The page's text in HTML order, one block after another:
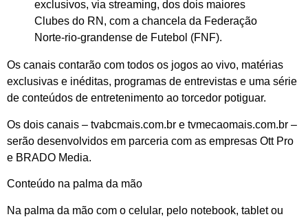
exclusivos, via streaming, dos dois maiores
Clubes do RN, com a chancela da Federação
Norte-rio-grandense de Futebol (FNF).
Os canais contarão com todos os jogos ao vivo, matérias
exclusivas e inéditas, programas de entrevistas e uma série
de conteúdos de entretenimento ao torcedor potiguar.
Os dois canais – tvabcmais.com.br e tvmecaomais.com.br –
serão desenvolvidos em parceria com as empresas Ott Pro
e BRADO Media.
Conteúdo na palma da mão
Na palma da mão com o celular, pelo notebook, tablet ou